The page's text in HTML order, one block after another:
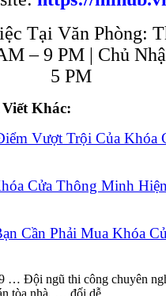
Tại Văn Phòng:
– 9 PM | Chủ
5 PM
Khác:
Vượt Trội Của Khóa
Cửa Thông Minh
Cần Phải Mua Khóa
… Đội ngũ thi công chuyên
tòa nhà, … đối dễ